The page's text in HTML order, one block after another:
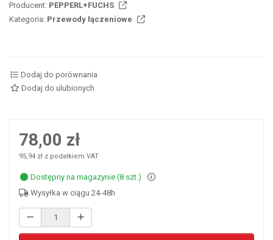
Producent: PEPPERL+FUCHS
Kategoria: Przewody łączeniowe
Dodaj do porównania
Dodaj do ulubionych
78,00 zł
95,94 zł z podatkiem VAT
Dostępny na magazynie (8 szt.)
Wysyłka w ciągu 24-48h